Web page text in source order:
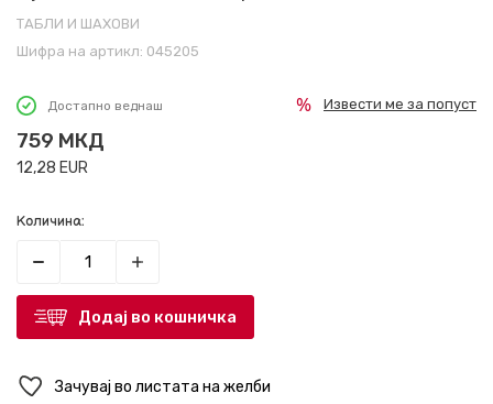
ТАБЛИ И ШАХОВИ
Шифра на артикл: 045205
Достапно веднаш
759 МКД
12,28 EUR
Извести ме за попуст
Количина:
Додај во кошничка
Зачувај во листата на желби